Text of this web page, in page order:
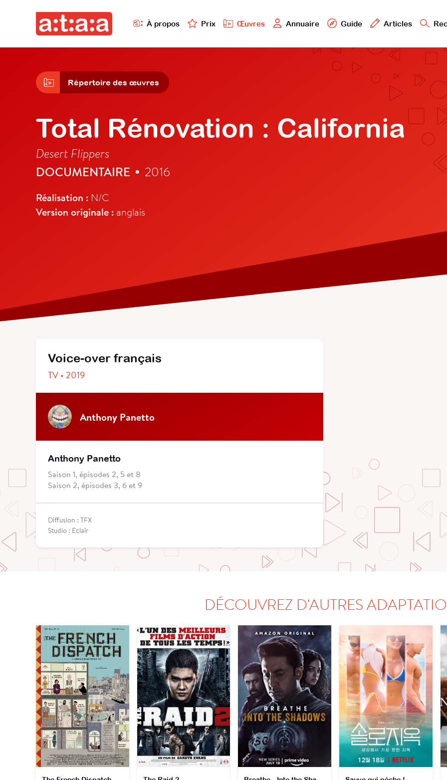
À propos Prix Œuvres Annuaire Guide Articles
Répertoire des œuvres
Total Rénovation : California
Desert Flippers
DOCUMENTAIRE • 2016
Réalisation : N/C
Version originale : anglais
Voice-over français
TV • 2019
Anthony Panetto
Anthony Panetto
Saison 1, épisodes 2, 5 et 8
Saison 2, épisodes 3, 6 et 9
Diffusion : TFX
Studio : Eclair
DÉCOUVREZ D'AUTRES